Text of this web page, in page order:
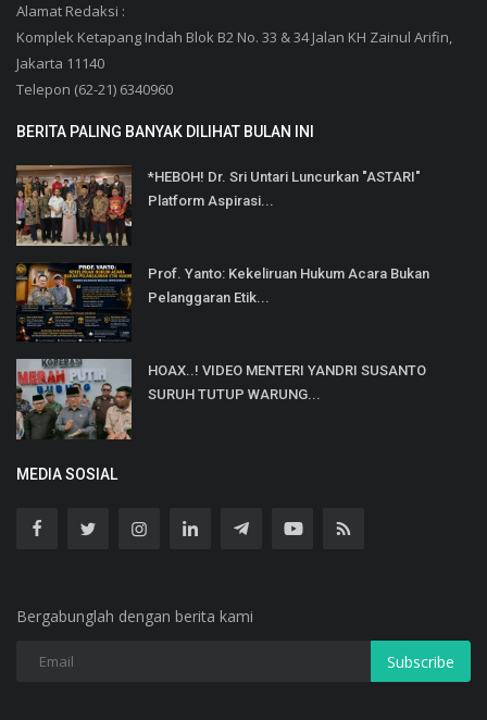
Alamat Redaksi :
Komplek Ketapang Indah Blok B2 No. 33 & 34 Jalan KH Zainul Arifin,
Jakarta 11140
Telepon (62-21) 6340960
BERITA PALING BANYAK DILIHAT BULAN INI
*HEBOH! Dr. Sri Untari Luncurkan "ASTARI"
Platform Aspirasi...
Prof. Yanto: Kekeliruan Hukum Acara Bukan
Pelanggaran Etik...
HOAX..! VIDEO MENTERI YANDRI SUSANTO
SURUH TUTUP WARUNG...
MEDIA SOSIAL
Bergabunglah dengan berita kami
Subscribe